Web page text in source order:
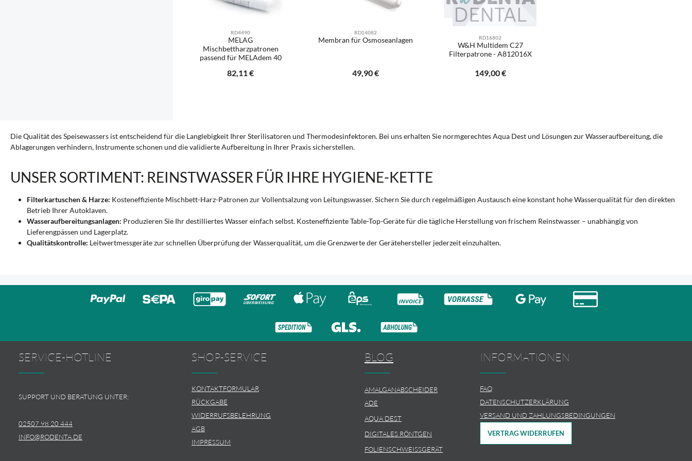
RD4490
MELAG
Mischbettharzpatronen
passend für MELAdem 40
Regulärer Preis:
82,11 €
RD14082
Membran für Osmoseanlagen
Regulärer Preis:
49,90 €
RD16802
W&H Multidem C27
Filterpatrone - A812016X
Regulärer Preis:
149,00 €
Die Qualität des Speisewassers ist entscheidend für die Langlebigkeit Ihrer Sterilisatoren und Thermodesinfektoren. Bei uns erhalten Sie normgerechtes Aqua Dest und Lösungen zur Wasseraufbereitung, die
Ablagerungen verhindern, Instrumente schonen und die validierte Aufbereitung in Ihrer Praxis sicherstellen.
UNSER SORTIMENT: REINSTWASSER FÜR IHRE HYGIENE-KETTE
Filterkartuschen & Harze: Kosteneffiziente Mischbett-Harz-Patronen zur Vollentsalzung von Leitungswasser. Sichern Sie durch regelmäßigen Austausch eine konstant hohe Wasserqualität für den direkten
Betrieb Ihrer Autoklaven.
Wasseraufbereitungsanlagen: Produzieren Sie Ihr destilliertes Wasser einfach selbst. Kosteneffiziente Table-Top-Geräte für die tägliche Herstellung von frischem Reinstwasser – unabhängig von
Lieferengpässen und Lagerplatz.
Qualitätskontrolle: Leitwertmessgeräte zur schnellen Überprüfung der Wasserqualität, um die Grenzwerte der Gerätehersteller jederzeit einzuhalten.
SERVICE-HOTLINE
SUPPORT UND BERATUNG UNTER:
02507 98 20 444
INFO@RODENTA.DE
SHOP-SERVICE
KONTAKTFORMULAR
RÜCKGABE
WIDERRUFSBELEHRUNG
AGB
IMPRESSUM
BLOG
AMALGANABSCHEIDER
ADE
AQUA DEST
DIGITALES RÖNTGEN
FOLIENSCHWEISSGERÄT
INFORMATIONEN
FAQ
DATENSCHUTZERKLÄRUNG
VERSAND UND ZAHLUNGSBEDINGUNGEN
VERTRAG WIDERRUFEN